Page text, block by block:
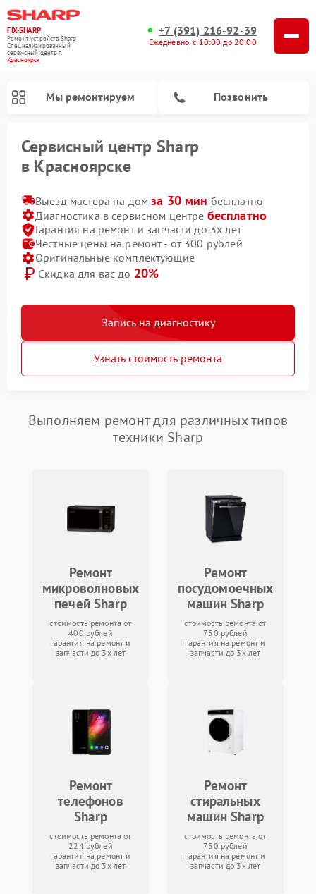
FIX-SHARP
Ремонт устройств Sharp
Специализированный
cервисный центр г.
Красноярск
+7 (391) 216-92-39
Ежедневно, с 10:00 до 20:00
Мы ремонтируем Позвонить
Сервисный центр Sharp
в Красноярске
Выезд мастера на домза 30 мин бесплатно
Диагностика в сервисном центре бесплатно
Гарантия на ремонт и запчасти до 3х лет
Честные цены на ремонт - от 300 рублей
Оригинальные комплектующие
Скидка для вас до 20%
Запись на диагностику
Узнать стоимость ремонта
Выполняем ремонт для различных типов
техники Sharp
Ремонт
микроволновых
печей Sharp
стоимость ремонта от
400 рублей
гарантия на ремонт и
запчасти до 3х лет
Ремонт
посудомоечных
машин Sharp
стоимость ремонта от
750 рублей
гарантия на ремонт и
запчасти до 3х лет
Ремонт
телефонов
Sharp
стоимость ремонта от
224 рублей
гарантия на ремонт и
запчасти до 3х лет
Ремонт
стиральных
машин Sharp
стоимость ремонта от
750 рублей
гарантия на ремонт и
запчасти до 3х лет